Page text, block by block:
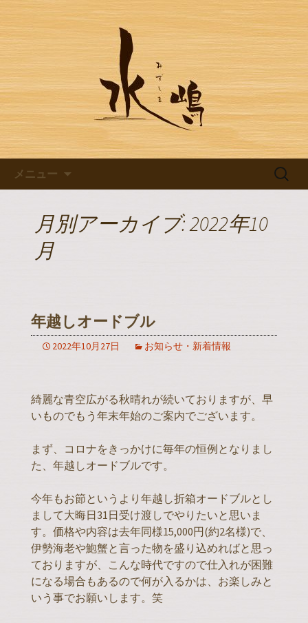
豊田市浄水の【水嶋】のブログ
豊田市浄水の【水嶋】のブログです
メニュー
検
月別アーカイブ: 2022年10
月
年越しオードブル
2022年10月27日 お知らせ・新着情報
綺麗な青空広がる秋晴れが続いておりますが、早
いものでもう年末年始のご案内でございます。
まず、コロナをきっかけに毎年の恒例となりまし
た、年越しオードブルです。
今年もお節というより年越し折箱オードブルとし
まして大晦日31日受け渡しでやりたいと思いま
す。価格や内容は去年同様15,000円(約2名様)で、
伊勢海老や鮑蟹と言った物を盛り込めればと思っ
ておりますが、こんな時代ですので仕入れが困難
になる場合もあるので何が入るかは、お楽しみと
いう事でお願いします。笑